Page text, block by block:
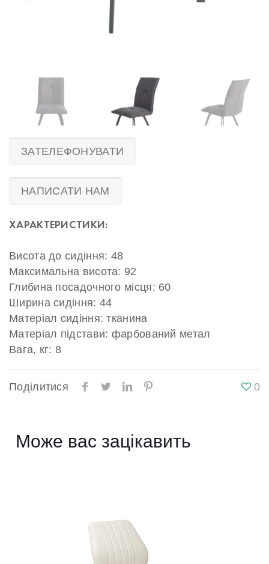
ЗАТЕЛЕФОНУВАТИ
НАПИСАТИ НАМ
ХАРАКТЕРИСТИКИ:
Висота до сидіння: 48
Максимальна висота: 92
Глибина посадочного місця: 60
Ширина сидіння: 44
Матеріал сидіння: тканина
Матеріал підстави: фарбований метал
Вага, кг: 8
Поділитися 0
Може вас зацікавить